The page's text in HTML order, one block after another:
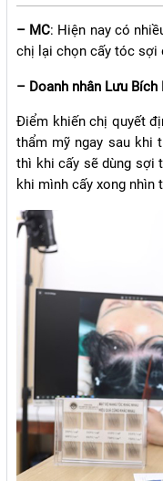
– MC: Hiện nay có
chị lại chọn cấy tóc sợi
– Doanh nhân Lưu Bích
Điểm khiến chị quyết
thẩm mỹ ngay sau khi
thì khi cấy sẽ dùng sợi
khi mình cấy xong